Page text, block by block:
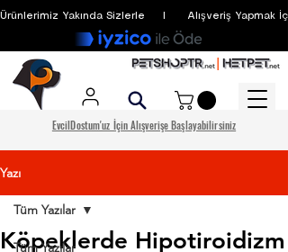
Ürünlerimiz Yakında Sizlerle     I      Alışveriş
EvcilDostum'uz İçin Alışverişe Başlayabilirsiniz
Yazı
Tüm Yazılar
Tüm Yazılar
Köpeklerde Hipotiroidizm